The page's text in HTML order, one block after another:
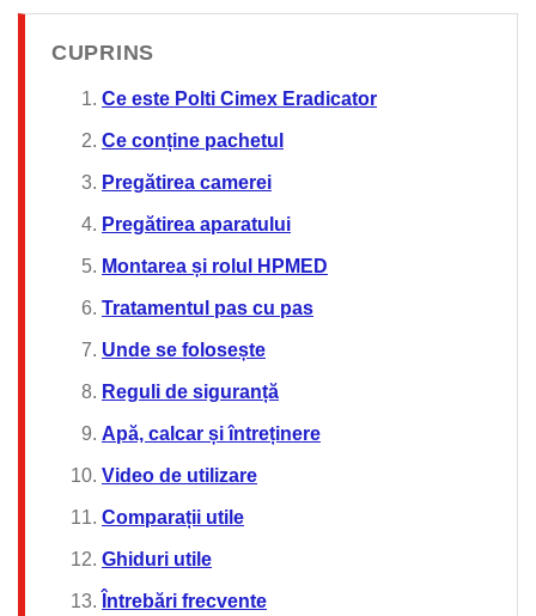
CUPRINS
Ce este Polti Cimex Eradicator
Ce conține pachetul
Pregătirea camerei
Pregătirea aparatului
Montarea și rolul HPMED
Tratamentul pas cu pas
Unde se folosește
Reguli de siguranță
Apă, calcar și întreținere
Video de utilizare
Comparații utile
Ghiduri utile
Întrebări frecvente